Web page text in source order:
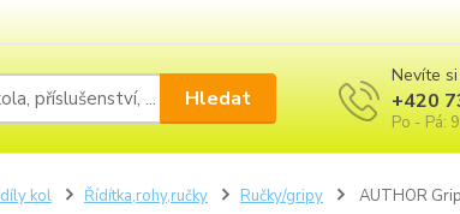
Hledat
Nevíte
+420
Po - Pá:
kol Řídítka,rohy,ručky Ručky/gripy AUTHOR